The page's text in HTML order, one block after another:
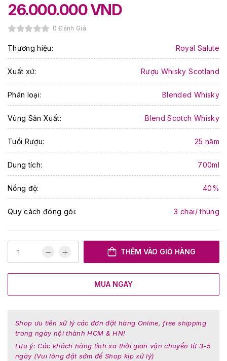
26.000.000VND
0 Đánh Giá
Thương hiệu: Royal Salute
Xuất xứ: Rượu Whisky Scotland
Phân loại: Blended Whisky
Vùng Sản Xuất: Blend Scotch Whisky
Tuổi Rượu: 25 năm
Dung tích: 700ml
Nồng độ: 40%
Quy cách đóng gói: 3 chai/ thùng
THÊM VÀO GIỎ HÀNG
MUA NGAY
Shop ưu tiên xữ lý các đơn đặt hàng Online, free shipping
trong ngày nội thành HCM & HN!
Lưu ý: Các khách hàng tỉnh xa thời gian vận chuyển từ 3-5
ngày (Vui lòng đặt sớm để Shop kịp xử lý)